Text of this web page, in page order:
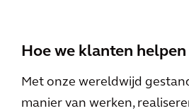
Hoe we klanten helpen
Met onze wereldwijd
manier van werken,